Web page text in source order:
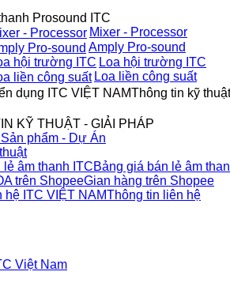
Prosound ITC
Mixer - Processor
Amply Pro-sound
Loa hội trường ITC
Loa liền công suất
Thông tin kỹ
KỸ THUẬT - GIẢI PHÁP
phẩm - Dự Án
Bảng giá bán lẻ âm
Gian hàng trên Shopee
Thông tin liên hệ